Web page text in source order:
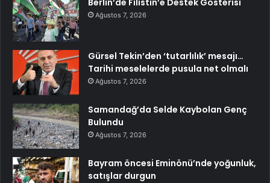
Berlin’de Filistin’e Destek Gösterisi
Ağustos 7, 2026
Gürsel Tekin’den ‘tutarlılık’ mesajı…
Tarihi meselelerde pusula net olmalı
Ağustos 7, 2026
Samandağ’da Selde Kaybolan Genç
Bulundu
Ağustos 7, 2026
Bayram öncesi Eminönü’nde yoğunluk,
satışlar durgun